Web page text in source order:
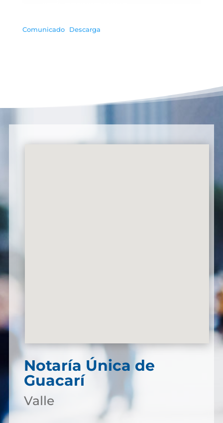
Comunicado Descarga
Notaría Única de
Guacarí
Valle